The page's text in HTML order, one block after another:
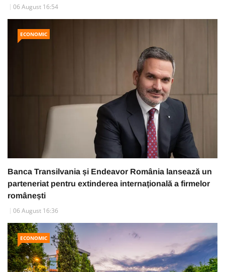
06 August 16:54
ECONOMIC
Banca Transilvania și Endeavor România lansează un
parteneriat pentru extinderea internațională a firmelor
românești
06 August 16:36
ECONOMIC